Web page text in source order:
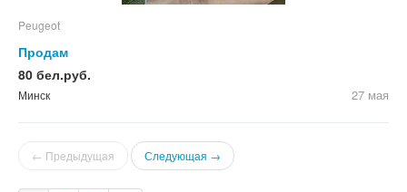
Peugeot
Продам
80 бел.руб.
Минск 27 мая
← Предыдущая Следующая →